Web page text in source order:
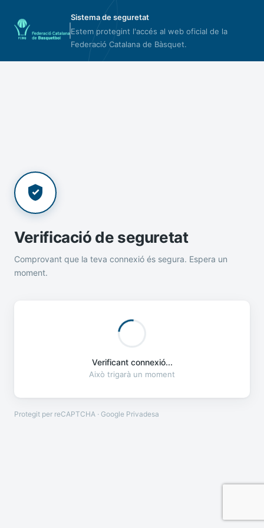
Sistema de seguretat
Estem protegint l'accés al web oficial de la
Federació Catalana de Bàsquet.
Verificació de seguretat
Comprovant que la teva connexió és segura. Espera un
moment.
Verificant connexió...
Això trigarà un moment
Protegit per reCAPTCHA · Google Privadesa